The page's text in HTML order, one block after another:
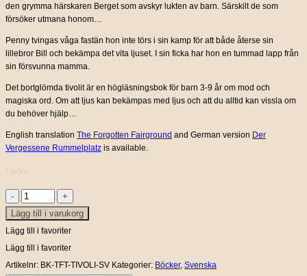
den grymma härskaren Berget som avskyr lukten av barn. Särskilt de som
försöker utmana honom…
Penny tvingas våga fastän hon inte törs i sin kamp för att både återse sin
lillebror Bill och bekämpa det vita ljuset. I sin ficka har hon en tummad lapp från
sin försvunna mamma.
Det bortglömda tivolit är en högläsningsbok för barn 3-9 år om mod och
magiska ord. Om att ljus kan bekämpas med ljus och att du alltid kan vissla om
du behöver hjälp…
English translation The Forgotten Fairground and German version Der
Vergessene Rummelplatz is available.
Minimighettos;
Det
bortglömda
tivolit
mängd
Lägg till i varukorg
Lägg till i favoriter
Lägg till i favoriter
Artikelnr: BK-TFT-TIVOLI-SV Kategorier: Böcker, Svenska